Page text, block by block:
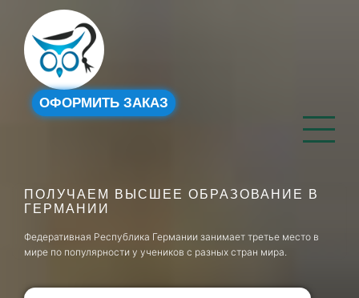
ОФОРМИТЬ ЗАКАЗ
ПОЛУЧАЕМ ВЫСШЕЕ ОБРАЗОВАНИЕ В
ГЕРМАНИИ
Федеративная Республика Германии занимает третье место в
мире по популярности у учеников с разных стран мира.